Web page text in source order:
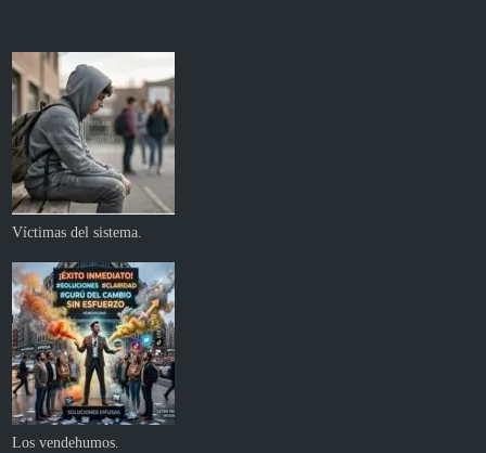
Víctimas del sistema.
Los vendehumos.